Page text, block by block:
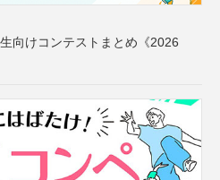
向けコンテストまとめ《2026